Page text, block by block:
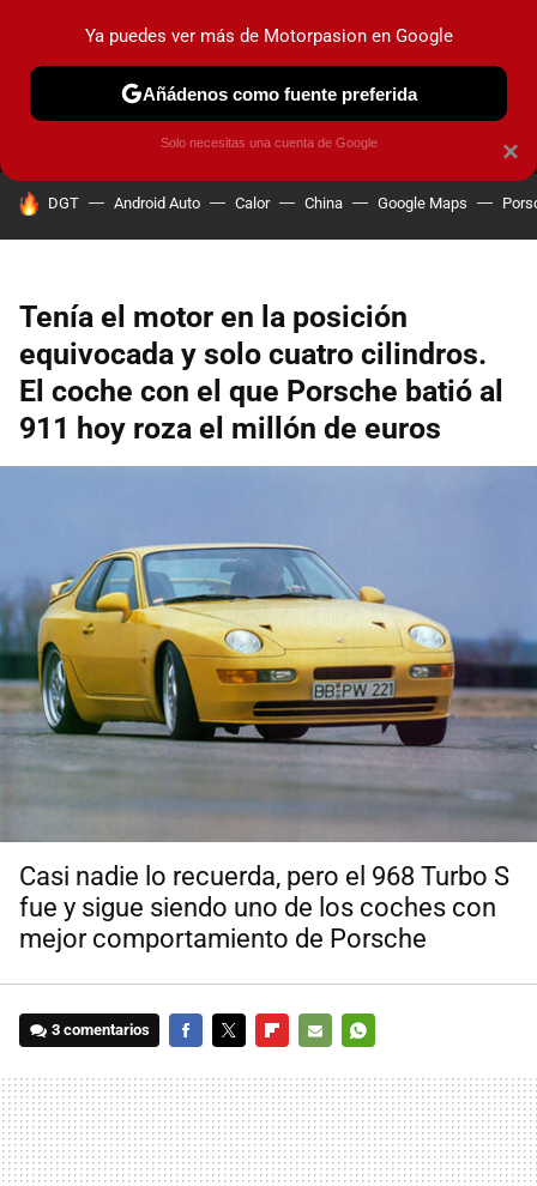
MENÚ NUEVO
COCHES ELÉCTRICOS OBSERVATORIO
HOY SE HABLA DE
DGT Android Auto Calor China Google Maps
Tenía el motor en la posición
equivocada y solo cuatro cilindros.
El coche con el que Porsche batió al
911 hoy roza el millón de euros
Casi nadie lo recuerda, pero el 968 Turbo S
fue y sigue siendo uno de los coches con
mejor comportamiento de Porsche
3 comentarios
MAIL
×
Ya puedes ver más de Motorpasion en Google
Añádenos como fuente preferida
Solo necesitas una cuenta de Google